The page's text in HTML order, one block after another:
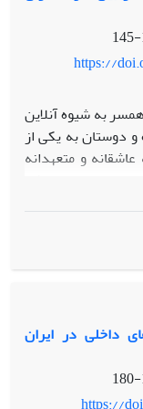
می­دهد علاقه
پهلوی دوم جنبۀ
به دنبال یافتن
https://
به شیوه آنلاین
و دوستان به یکی از
و متعهدانه
چوب استراتژی
گرد آوری
طراحی شد. برای
صورت گرفته
به شیوه تحلیل
درونی)، گمنامی
هدف نادرست، بی­
و پنهان­ کاری)
کننده نظریه‌های
پردازش اطلاعات
داخلی در ایران